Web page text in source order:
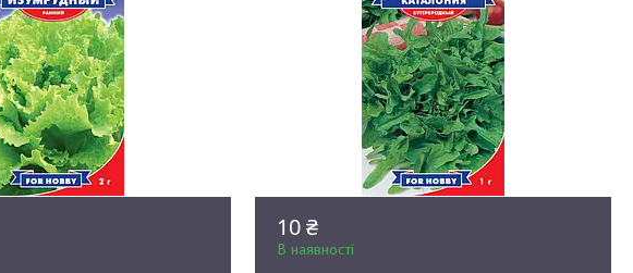
10 ₴
В наявності